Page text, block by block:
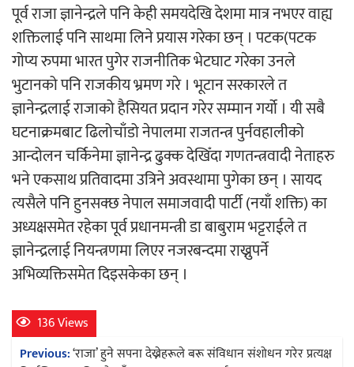
पूर्व राजा ज्ञानेन्द्रले पनि केही समयदेखि देशमा मात्र नभएर वाह्य
शक्तिलाई पनि साथमा लिने प्रयास गरेका छन् । पटक(पटक
गोप्य रुपमा भारत पुगेर राजनीतिक भेटघाट गरेका उनले
भुटानको पनि राजकीय भ्रमण गरे । भूटान सरकारले त
ज्ञानेन्द्रलाई राजाको हैसियत प्रदान गरेर सम्मान गर्यो । यी सबै
घटनाक्रमबाट ढिलोचाँडो नेपालमा राजतन्त्र पुर्नवहालीको
आन्दोलन चर्किनेमा ज्ञानेन्द्र ढुक्क देखिँदा गणतन्त्रवादी नेताहरु
भने एकसाथ प्रतिवादमा उत्रिने अवस्थामा पुगेका छन् । सायद
त्यसैले पनि हुनसक्छ नेपाल समाजवादी पार्टी (नयाँ शक्ति) का
अध्यक्षसमेत रहेका पूर्व प्रधानमन्त्री डा बाबुराम भट्टराईले त
ज्ञानेन्द्रलाई नियन्त्रणमा लिएर नजरबन्दमा राख्नुपर्ने
अभिव्यक्तिसमेत दिइसकेका छन् ।
136 Views
Post
Previous:‘राजा’ हुने सपना देख्नेहरूले बरू संविधान संशोधन गरेर प्रत्यक्ष